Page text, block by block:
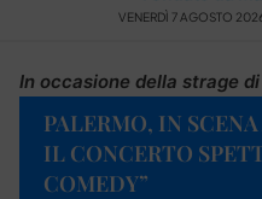
VENERDÌ 7 AGOSTO
In occasione della strage
PALERMO, IN
IL CONCERTO
COMEDY”